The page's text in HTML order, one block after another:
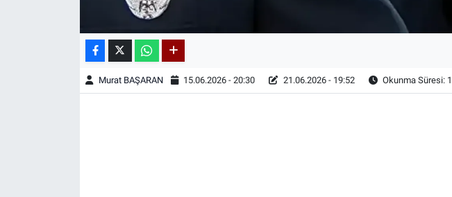
Murat BAŞARAN 15.06.2026 - 20:30 21.06.2026 - 19:52 Okunma Süresi: